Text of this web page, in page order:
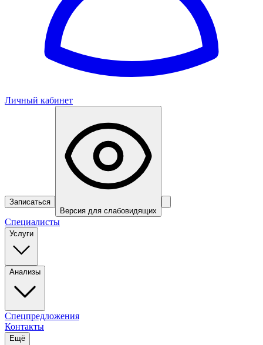
Личный кабинет
Записаться
Версия для слабовидящих
Специалисты
Услуги
Анализы
Спецпредложения
Контакты
Ещё